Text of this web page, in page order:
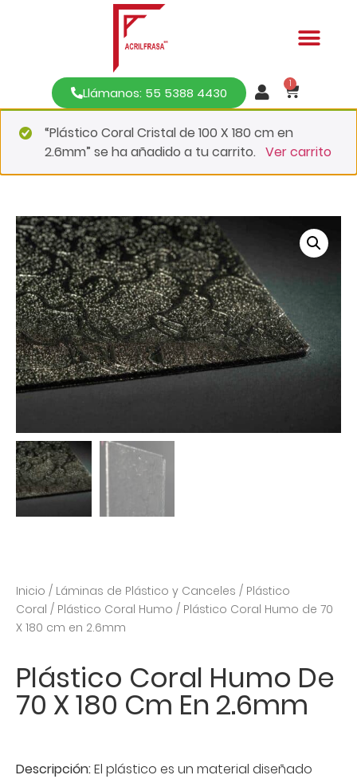
Llámanos: 55 5388 4430
1
“Plástico Coral Cristal de 100 X 180 cm en
2.6mm” se ha añadido a tu carrito. Ver carrito
Inicio / Láminas de Plástico y Canceles / Plástico
Coral / Plástico Coral Humo / Plástico Coral Humo de 70
X 180 cm en 2.6mm
Plástico Coral Humo De
70 X 180 Cm En 2.6mm
Descripción:El plástico es un material diseñado